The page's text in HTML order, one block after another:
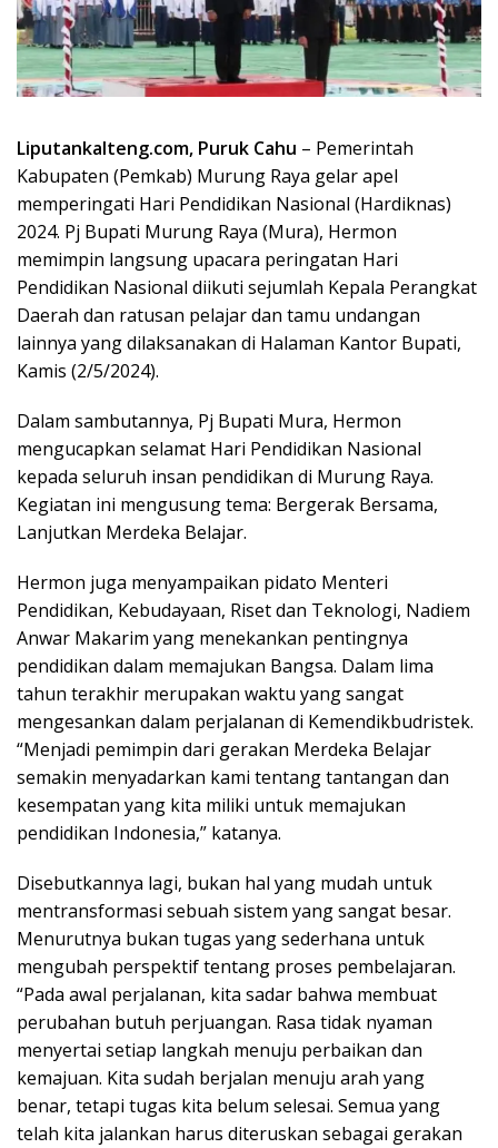
Liputankalteng.com, Puruk Cahu – Pemerintah
Kabupaten (Pemkab) Murung Raya gelar apel
memperingati Hari Pendidikan Nasional (Hardiknas)
2024. Pj Bupati Murung Raya (Mura), Hermon
memimpin langsung upacara peringatan Hari
Pendidikan Nasional diikuti sejumlah Kepala Perangkat
Daerah dan ratusan pelajar dan tamu undangan
lainnya yang dilaksanakan di Halaman Kantor Bupati,
Kamis (2/5/2024).
Dalam sambutannya, Pj Bupati Mura, Hermon
mengucapkan selamat Hari Pendidikan Nasional
kepada seluruh insan pendidikan di Murung Raya.
Kegiatan ini mengusung tema: Bergerak Bersama,
Lanjutkan Merdeka Belajar.
Hermon juga menyampaikan pidato Menteri
Pendidikan, Kebudayaan, Riset dan Teknologi, Nadiem
Anwar Makarim yang menekankan pentingnya
pendidikan dalam memajukan Bangsa. Dalam lima
tahun terakhir merupakan waktu yang sangat
mengesankan dalam perjalanan di Kemendikbudristek.
“Menjadi pemimpin dari gerakan Merdeka Belajar
semakin menyadarkan kami tentang tantangan dan
kesempatan yang kita miliki untuk memajukan
pendidikan Indonesia,” katanya.
Disebutkannya lagi, bukan hal yang mudah untuk
mentransformasi sebuah sistem yang sangat besar.
Menurutnya bukan tugas yang sederhana untuk
mengubah perspektif tentang proses pembelajaran.
“Pada awal perjalanan, kita sadar bahwa membuat
perubahan butuh perjuangan. Rasa tidak nyaman
menyertai setiap langkah menuju perbaikan dan
kemajuan. Kita sudah berjalan menuju arah yang
benar, tetapi tugas kita belum selesai. Semua yang
telah kita jalankan harus diteruskan sebagai gerakan